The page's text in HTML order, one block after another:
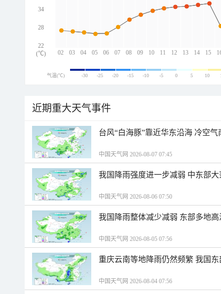
02 03 04 05 06 07 08 09 10 11 12 13 14 15
34
28
22
(℃)
气温(℃) -30 -25 -20 -15 -10 -5 0 5 10
近期重大天气事件
台风“白海豚”靠近华东沿海 冷空
中国天气网 2026-08-07 07:45
我国降雨强度进一步减弱 中东部
中国天气网 2026-08-06 07:50
我国降雨整体减少减弱 东部多地
中国天气网 2026-08-05 07:56
重庆云南等地降雨仍然频繁 我国
中国天气网 2026-08-04 07:56